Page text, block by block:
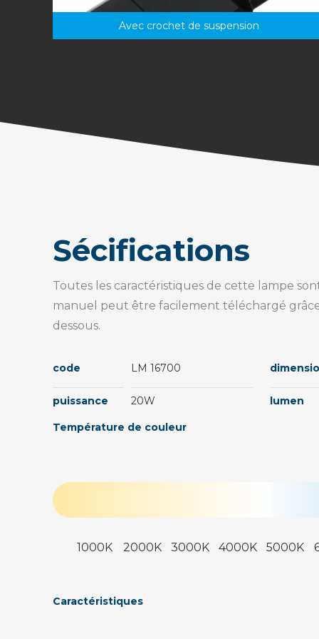
Avec crochet de suspension
Sécifications
Toutes les caractéristiques de cette lampe
manuel peut être facilement téléchargé
dessous.
code LM 16700
puissance 20W lumen
Température de couleur
1000K 2000K 3000K 4000K 5000K
Caractéristiques